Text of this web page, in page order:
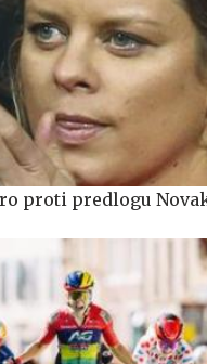
proti predlogu